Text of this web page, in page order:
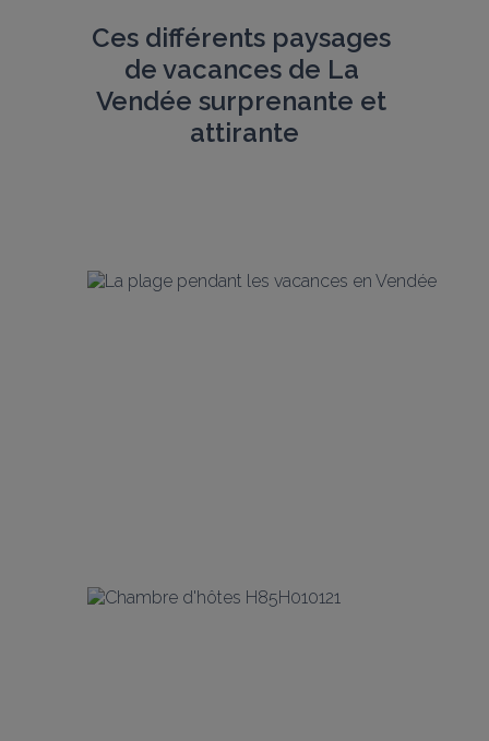
Ces différents paysages
de vacances de La
Vendée surprenante et
attirante